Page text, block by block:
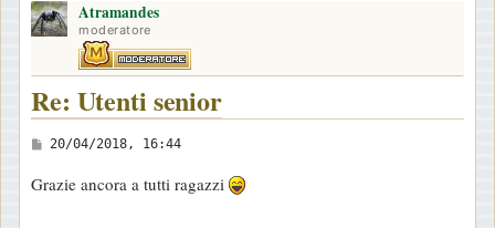
Atramandes
moderatore
Re: Utenti senior
M
s
20/04/2018, 16:44
Grazie ancora a tutti ragazzi